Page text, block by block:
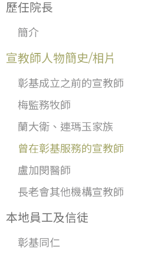
歷任院長
簡介
宣教師人物簡史/相片
彰基成立之前的宣教師
梅監務牧師
蘭大衛、連瑪玉家族
曾在彰基服務的宣教師
盧加閔醫師
長老會其他機構宣教師
本地員工及信徒
彰基同仁